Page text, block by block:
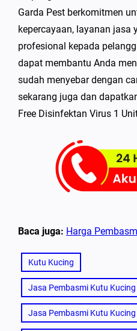
Garda Pest berkomitmen
kepercayaan, layanan jasa
profesional kepada
dapat membantu Anda
sudah menyebar dengan
sekarang juga dan
Free Disinfektan Virus 1
Baca juga: Harga
Kutu Kucing
Jasa Pembasmi Kutu
Jasa Pembasmi Kutu